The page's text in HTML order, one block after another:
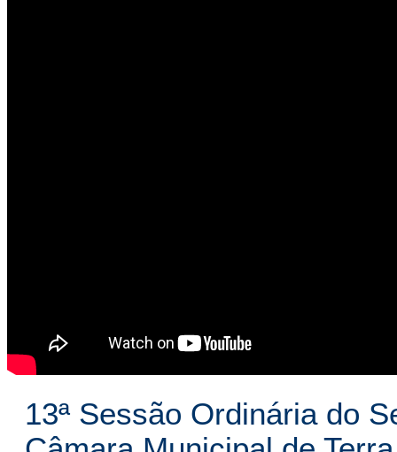
13ª Sessão Ordinária do